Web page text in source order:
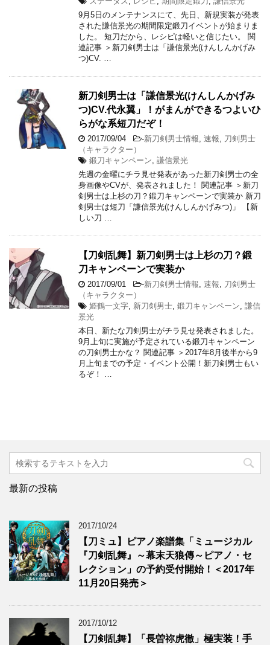
9月5日のメンテナンスにて、先日、新規実装が発表
された謙信景光の期間限定鍛刀イベントが始まりま
した。 短刀だから、レシピは軽いと信じたい。 関
連記事 ＞新刀剣男士は「謙信景光(けんしんかげみ
つ)CV. …
新刀剣男士は「謙信景光(けんしんかげみ
つ)CV.代永翼」！がまんができるつよいひ
らがな系短刀だぞ！
2017/09/04 -新刀剣男士情報, 速報, 刀剣男士
（キャラクター）
鍛刀キャンペーン, 謙信景光
先週の金曜にチラ見せ発表があった新刀剣男士の全
身画像やCVが、発表されました！ 関連記事 ＞新刀
剣男士は上杉の刀？鍛刀キャンペーンで実装か 新刀
剣男士は短刀「謙信景光(けんしんかげみつ)」 【新
しい刀 …
【刀剣乱舞】新刀剣男士は上杉の刀？鍛
刀キャンペーンで実装か
2017/09/01 -新刀剣男士情報, 速報, 刀剣男士
（キャラクター）
姫鶴一文字, 新刀剣男士, 鍛刀キャンペーン, 謙信
景光
本日、新たな刀剣男士がチラ見せ発表されました。
9月上旬に実施が予定されている鍛刀キャンペーン
の刀剣男士かな？ 関連記事 ＞2017年8月後半から9
月上旬までの予定・イベント公開！新刀剣男士もい
るぞ！ …
最新の投稿
2017/10/24
【刀ミュ】ピアノ楽譜集「ミュージカル
『刀剣乱舞』～幕末天狼傳～ピアノ・セ
レクション」の予約受付開始！＜2017年
11月20日発売＞
2017/10/12
【刀剣乱舞】「長曽祢虎徹」極実装！手